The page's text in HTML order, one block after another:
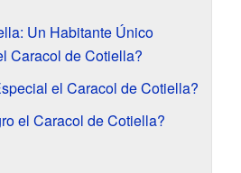
Un Habitante Único
Caracol de Cotiella?
el Caracol de Cotiella?
el Caracol de Cotiella?